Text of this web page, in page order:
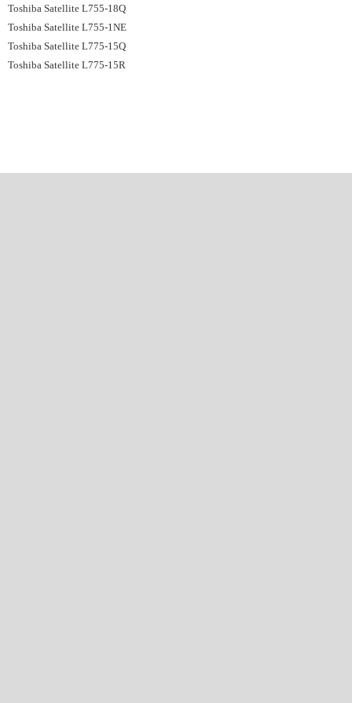
Toshiba Satellite L755-18Q
Toshiba Satellite L755-1NE
Toshiba Satellite L775-15Q
Toshiba Satellite L775-15R